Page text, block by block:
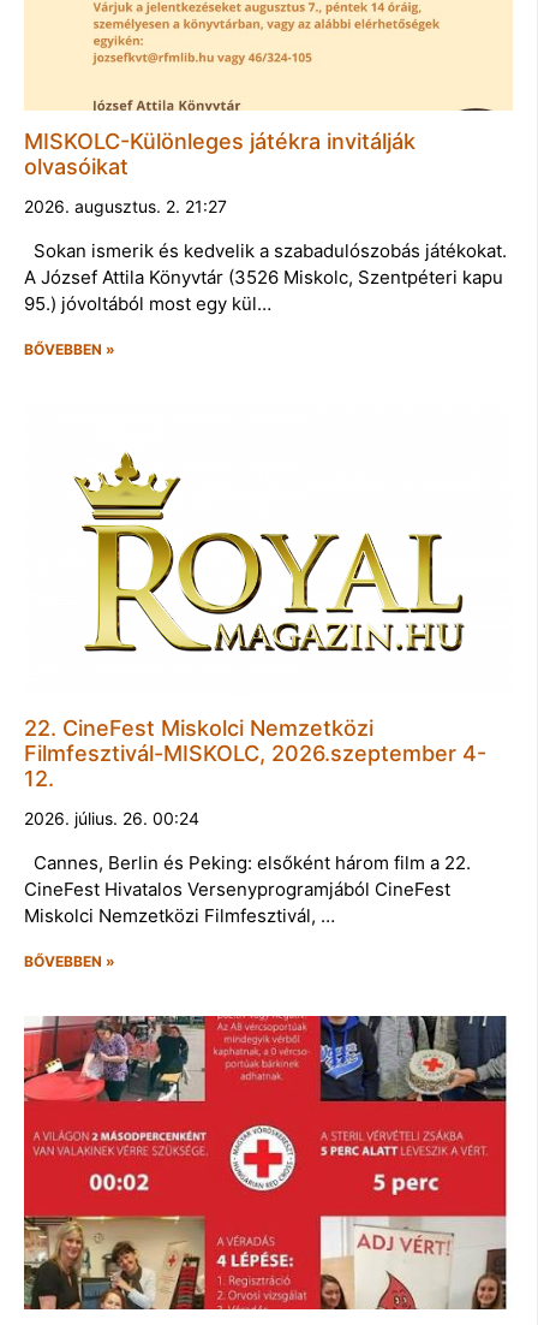
MISKOLC-Különleges játékra invitálják
olvasóikat
2026. augusztus. 2. 21:27
Sokan ismerik és kedvelik a szabadulószobás játékokat.
A József Attila Könyvtár (3526 Miskolc, Szentpéteri kapu
95.) jóvoltából most egy kül…
BŐVEBBEN »
22. CineFest Miskolci Nemzetközi
Filmfesztivál-MISKOLC, 2026.szeptember 4-
12.
2026. július. 26. 00:24
Cannes, Berlin és Peking: elsőként három film a 22.
CineFest Hivatalos Versenyprogramjából CineFest
Miskolci Nemzetközi Filmfesztivál, …
BŐVEBBEN »